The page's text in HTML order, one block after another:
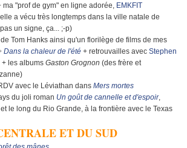
"prof de gym" en ligne adorée, EMKFIT
a vécu très longtemps dans la ville natale de
un signe, ça... ;-p)
Tom Hanks ainsi qu'un florilège de films de mes
Dans la chaleur de l'été + retrouvailles avec Stephen
+ les albums Gaston Grognon (des frère et
avec le Léviathan dans Mers mortes
du joli roman Un goût de cannelle et d'espoir,
le long du Rio Grande, à la frontière avec le Texas
ET DU SUD